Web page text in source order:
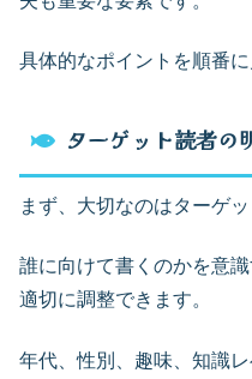
具体的なポイントを順番に
ターゲット読者の
まず、大切なのはターゲ
誰に向けて書くのかを意
適切に調整できます。
年代、性別、趣味、知識